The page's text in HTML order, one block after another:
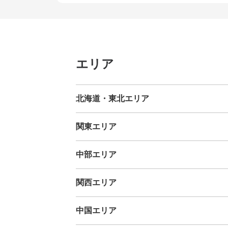
エリア
北海道・東北エリア
関東エリア
中部エリア
関西エリア
中国エリア